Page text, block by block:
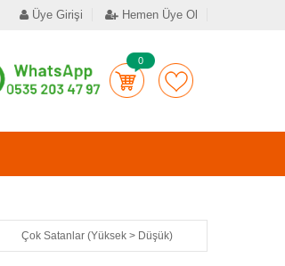
Üye Girişi Hemen Üye Ol
0
Çok Satanlar (Yüksek > Düşük)